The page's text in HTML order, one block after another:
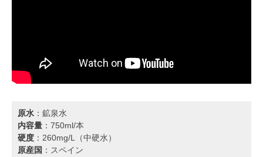
原水 ：鉱泉水
内容量 ：750ml/本
硬度 ：260mg/L（中硬水）
原産国 ：スペイン